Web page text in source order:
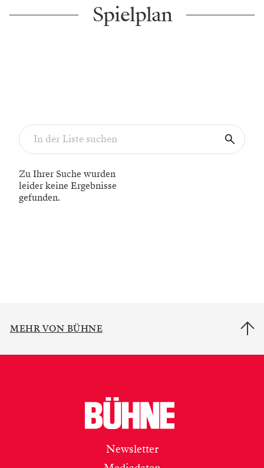
Spielplan
Zu Ihrer Suche wurden
leider keine Ergebnisse
gefunden.
MEHR VON BÜHNE
Newsletter